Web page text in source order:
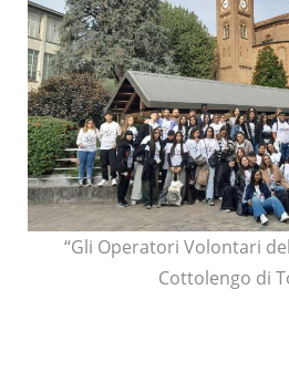
“Gli Operatori Volontari
Cottolengo di